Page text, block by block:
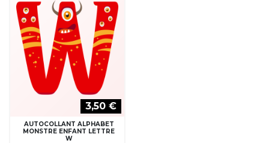
3,50 €
AUTOCOLLANT ALPHABET
MONSTRE ENFANT LETTRE
W